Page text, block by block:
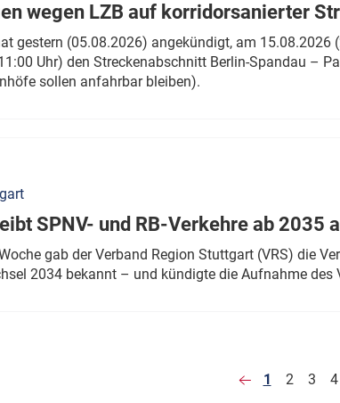
wegen LZB auf korridorsanierter
gestern (05.08.2026) angekündigt, am
Uhr) den Streckenabschnitt Berlin-Spandau –
sollen anfahrbar bleiben).
SPNV- und RB-Verkehre ab 2035
gab der Verband Region Stuttgart (VRS) die
2034 bekannt – und kündigte die Aufnahme
1 2 3 4